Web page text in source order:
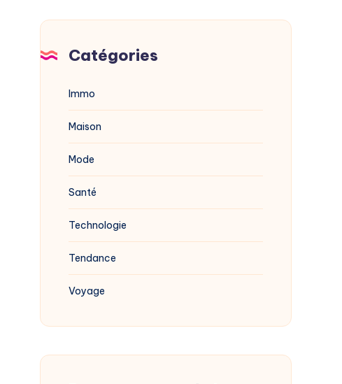
Catégories
Immo
Maison
Mode
Santé
Technologie
Tendance
Voyage